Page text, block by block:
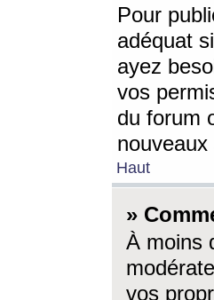
Pour
adéquat
ayez
vos
du forum
Haut
»
À moins
vos